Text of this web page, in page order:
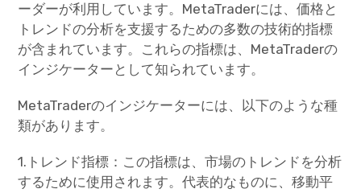
ーダーが利用しています。MetaTraderには、価格と
トレンドの分析を支援するための多数の技術的指標
が含まれています。これらの指標は、MetaTraderの
インジケーターとして知られています。
MetaTraderのインジケーターには、以下のような種
類があります。
1.トレンド指標：この指標は、市場のトレンドを分析
するために使用されます。代表的なものに、移動平